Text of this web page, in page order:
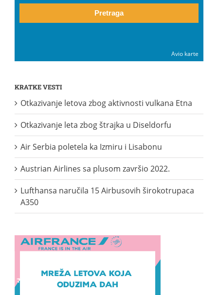
Pretraga
Avio karte
KRATKE VESTI
Otkazivanje letova zbog aktivnosti vulkana Etna
Otkazivanje leta zbog štrajka u Diseldorfu
Air Serbia poletela ka Izmiru i Lisabonu
Austrian Airlines sa plusom završio 2022.
Lufthansa naručila 15 Airbusovih širokotrupaca
A350